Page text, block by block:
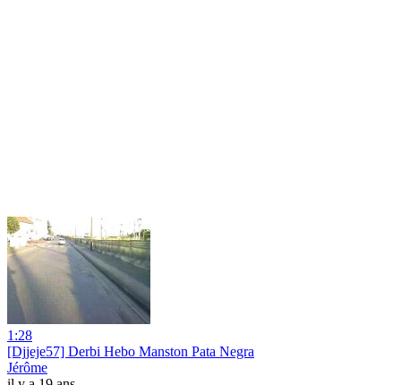
1:28
[Djjeje57] Derbi Hebo Manston Pata Negra
Jérôme